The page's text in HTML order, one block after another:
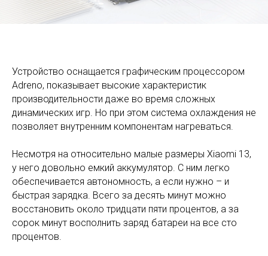
Устройство оснащается графическим процессором
Adreno, показывает высокие характеристик
производительности даже во время сложных
динамических игр. Но при этом система охлаждения не
позволяет внутренним компонентам нагреваться.
Несмотря на относительно малые размеры Xiaomi 13,
у него довольно емкий аккумулятор. С ним легко
обеспечивается автономность, а если нужно – и
быстрая зарядка. Всего за десять минут можно
восстановить около тридцати пяти процентов, а за
сорок минут восполнить заряд батареи на все сто
процентов.